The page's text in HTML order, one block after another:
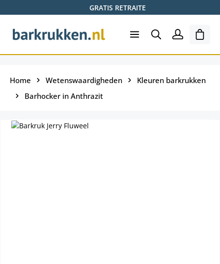
GRATIS RETRAITE
Home Wetenswaardigheden
Kleuren barkrukken
Barhocker in Anthrazit